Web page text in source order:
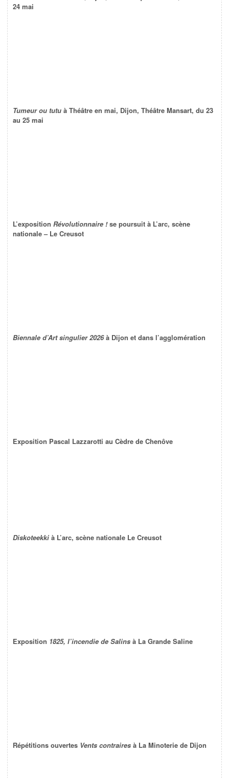
24 mai
Tumeur ou tutu à Théâtre en mai, Dijon, Théâtre Mansart, du 23
au 25 mai
L’exposition Révolutionnaire !se poursuit à L’arc, scène
nationale – Le Creusot
Biennale d’Art singulier 2026à Dijon et dans l’agglomération
Exposition Pascal Lazzarotti au Cèdre de Chenôve
Diskoteekki à L’arc, scène nationale Le Creusot
Exposition 1825, l’incendie de Salins à La Grande Saline
Répétitions ouvertes Vents contraires à La Minoterie de Dijon